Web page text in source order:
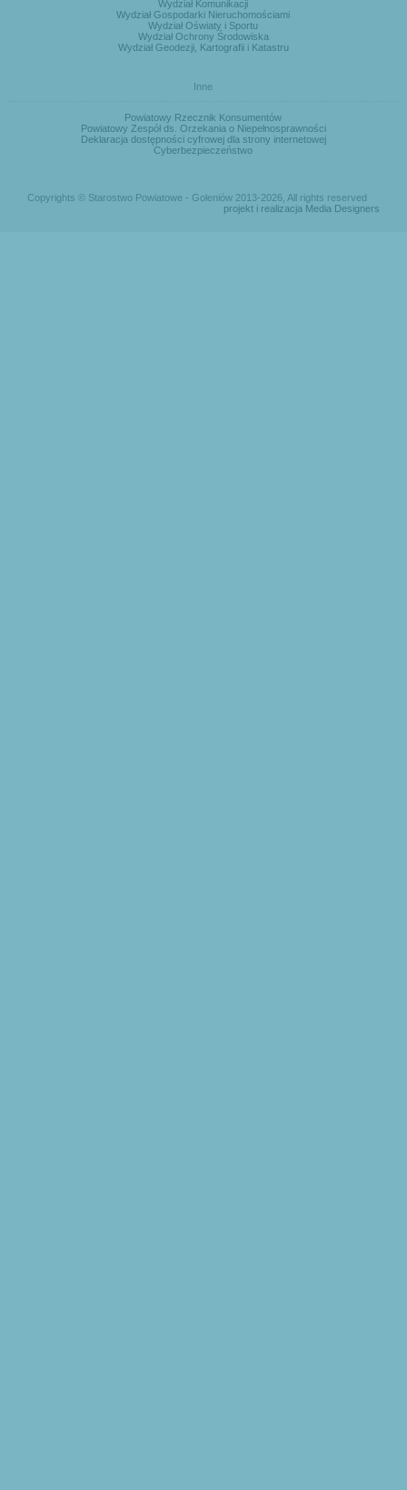
Wydział Komunikacji
Wydział Gospodarki Nieruchomościami
Wydział Oświaty i Sportu
Wydział Ochrony Środowiska
Wydział Geodezji, Kartografii i Katastru
Inne
Powiatowy Rzecznik Konsumentów
Powiatowy Zespół ds. Orzekania o Niepełnosprawności
Deklaracja dostępności cyfrowej dla strony internetowej
Cyberbezpieczeństwo
Copyrights © Starostwo Powiatowe - Goleniów 2013-2026, All rights reserved
projekt i realizacja Media Designers